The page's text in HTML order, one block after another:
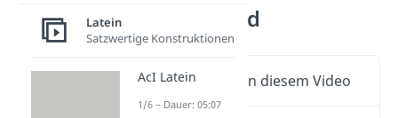
qui quae quod
Wichtige Inhalte in diesem Video
Latein
Satzwertige Konstruktionen
AcI Latein
1/6 – Dauer: 05:07